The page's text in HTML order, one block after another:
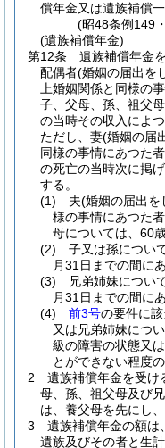
償年金又は遺族補償
(昭48条例149
(遺族補償年金)
第12条
遺族補償年金
配偶者(婚姻の届出を
上婚姻関係と同様の
子、父母、孫、祖父
の当時その収入によ
ただし、妻(婚姻の届
同様の事情にあつた
の死亡の当時次に掲
する。
(1)
夫(婚姻の届出を
様の事情にあつた
母については、60
(2)
子又は孫につい
月31日までの間に
(3)
兄弟姉妹につい
月31日までの間に
(4)
前3号の要件に
又は兄弟姉妹につい
級の障害の状態又
とができない程度
2
遺族補償年金を受け
母、孫、祖父母及び
は、養父母を先にし
3
遺族補償年金の額は
遺族及びその者と生